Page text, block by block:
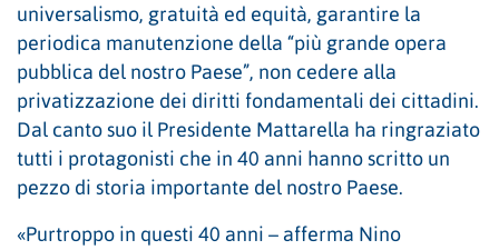
universalismo, gratuità ed equità, garantire la
periodica manutenzione della “più grande opera
pubblica del nostro Paese”, non cedere alla
privatizzazione dei diritti fondamentali dei cittadini.
Dal canto suo il Presidente Mattarella ha ringraziato
tutti i protagonisti che in 40 anni hanno scritto un
pezzo di storia importante del nostro Paese.
«Purtroppo in questi 40 anni – afferma Nino